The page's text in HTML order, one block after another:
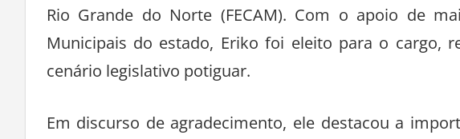
Rio Grande do Norte (FECAM). Com o apoio de
Municipais do estado, Eriko foi eleito para o cargo,
cenário legislativo potiguar.
Em discurso de agradecimento, ele destacou a